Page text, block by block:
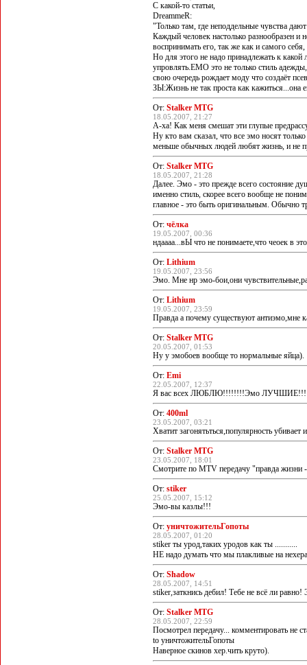
С какой-то статьи,
DreammeR:
"Только там, где неподдельные чувства
Каждый человек настолько разнообразен и
воспринимать его, так же как и самого
Но для этого не надо принадлежать к
упровлять.EMO это не только стиль
свою очередь рождает моду что создаёт
ЗЫ:Жизнь не так проста как кажиться...она
От: Stalker MTG
18.05.2007, 21:27
А-ха! Как меня смешат эти глупые
Ну кто вам сказал, что все эмо носят
меньше обычных людей любят жизнь, и не
От: Stalker MTG
18.05.2007, 21:28
Далее. Эмо - это прежде всего состояние
именно стиль, скорее всего вообще не
главное - это быть оригинальным. Обычно
От: чёлка
19.05.2007, 00:36
ндаааа...вЫ что не понимаете,что чеоек в
От: Lithium
19.05.2007, 23:56
Эмо. Мне нр эмо-бои,они
От: Lithium
19.05.2007, 23:59
Правда а почему существуют антиэмо,мне
От: Stalker MTG
20.05.2007, 01:53
Ну у эмобоев вообще то нормальные яйца).
От: Emi
22.05.2007, 12:37
Я вас всех ЛЮБЛЮ!!!!!!!!Эмо
От: 400ml
23.05.2007, 03:21
Хватит загонятьться,популярность
От: Stalker MTG
23.05.2007, 18:01
Смотрите по MTV передачу "правда жизни
От: stiker
25.05.2007, 15:12
Эмо-вы казлы!!!
От: уничтожительГопоты
28.05.2007, 01:20
stiker ты урод,таких уродов как ты ...........
НЕ надо думать что мы плакливые на
От: Shadow
28.05.2007, 14:51
stiker,заткнись дебил! Тебе не всё ли
От: Stalker MTG
28.05.2007, 22:59
Посмотрел передачу... комментировать не
to уничтожительГопоты
Наверное скинов хер.чить круто).